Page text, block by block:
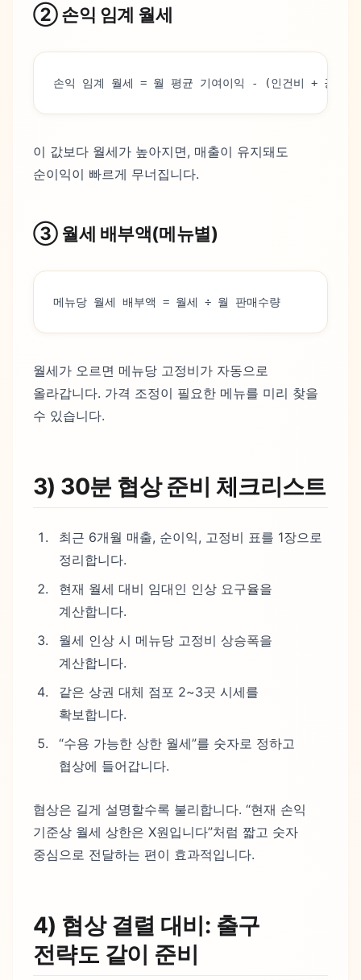
② 손익 임계 월세
손익 임계 월세 = 월 평균 기여이익 - (인건비 + 공과
이 값보다 월세가 높아지면, 매출이 유지돼도
순이익이 빠르게 무너집니다.
③ 월세 배부액(메뉴별)
메뉴당 월세 배부액 = 월세 ÷ 월 판매수량
월세가 오르면 메뉴당 고정비가 자동으로
올라갑니다. 가격 조정이 필요한 메뉴를 미리 찾을
수 있습니다.
3) 30분 협상 준비 체크리스트
최근 6개월 매출, 순이익, 고정비 표를 1장으로
정리합니다.
현재 월세 대비 임대인 인상 요구율을
계산합니다.
월세 인상 시 메뉴당 고정비 상승폭을
계산합니다.
같은 상권 대체 점포 2~3곳 시세를
확보합니다.
“수용 가능한 상한 월세”를 숫자로 정하고
협상에 들어갑니다.
협상은 길게 설명할수록 불리합니다. “현재 손익
기준상 월세 상한은 X원입니다”처럼 짧고 숫자
중심으로 전달하는 편이 효과적입니다.
4) 협상 결렬 대비: 출구
전략도 같이 준비